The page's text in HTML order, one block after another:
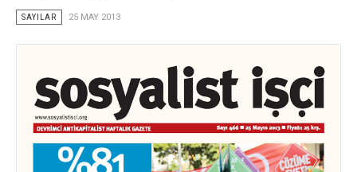
SAYILAR 25 MAY 2013